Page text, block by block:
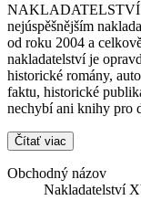
NAKLADATELSTVÍ
nejúspěšnějším
od roku 2004 a
nakladatelství je
historické romány,
faktu, historické
nechybí ani knihy pro
Čítať viac
Obchodný názov
Nakladatelství